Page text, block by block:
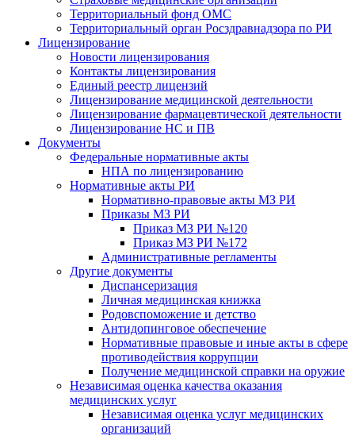
Территориальный фонд ОМС
Территориальный орган Росздравнадзора по РИ
Лицензирование
Новости лицензирования
Контакты лицензирования
Единый реестр лицензий
Лицензирование медицинской деятельности
Лицензирование фармацевтической деятельности
Лицензирование НС и ПВ
Документы
Федеральные нормативные акты
НПА по лицензированию
Нормативные акты РИ
Нормативно-правовые акты МЗ РИ
Приказы МЗ РИ
Приказ МЗ РИ №120
Приказ МЗ РИ №172
Административные регламенты
Другие документы
Диспансеризация
Личная медицинская книжка
Родовспоможение и детство
Антидопинговое обеспечение
Нормативные правовые и иные акты в сфере
противодействия коррупции
Получение медицинской справки на оружие
Независимая оценка качества оказания
медицинских услуг
Независимая оценка услуг медицинскиx
организаций